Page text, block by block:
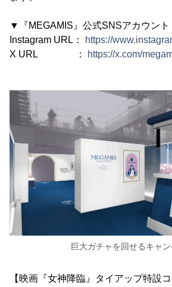
▼『MEGAMIS』公式SNSアカウント
Instagram URL：
https://
X URL ：
https://x.com/
巨大ガチャを回せるキャ
【映画『女神降臨』タイアップ特設